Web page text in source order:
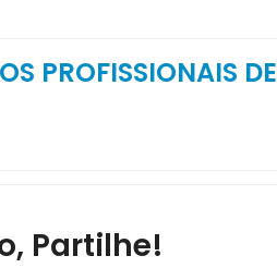
PROFISSIONAIS DE
Partilhe!